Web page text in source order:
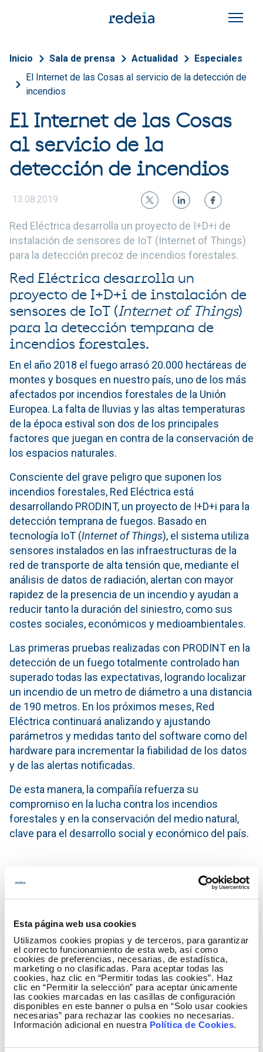
Esta página web usa cookies
Utilizamos cookies propias y de terceros, para garantizar
el correcto funcionamiento de esta web, así como
cookies de preferencias, necesarias, de estadística,
marketing o no clasificadas. Para aceptar todas las
cookies, haz clic en “Permitir todas las cookies”. Haz
clic en “Permitir la selección” para aceptar únicamente
las cookies marcadas en las casillas de configuración
disponibles en este banner o pulsa en “Solo usar cookies
necesarias” para rechazar las cookies no necesarias.
Información adicional en nuestra Política de Cookies.
Sobrescribir enlaces de
Inicio Sala de prensa Actualidad
Especiales
El Internet de las Cosas al servicio de la detección de
incendios
El Internet de las Cosas
al servicio de la
detección de incendios
13.08.2019
Red Eléctrica desarrolla un proyecto de I+D+i de
instalación de sensores de IoT (Internet of Things)
para la detección precoz de incendios forestales.
Red Eléctrica desarrolla un
proyecto de I+D+i de instalación de
sensores de IoT (Internet of Things)
para la detección temprana de
incendios forestales.
En el año 2018 el fuego arrasó 20.000 hectáreas de
montes y bosques en nuestro país, uno de los más
afectados por incendios forestales de la Unión
Europea. La falta de lluvias y las altas temperaturas
de la época estival son dos de los principales
factores que juegan en contra de la conservación de
los espacios naturales.
Consciente del grave peligro que suponen los
incendios forestales, Red Eléctrica está
desarrollando PRODINT, un proyecto de I+D+i para la
detección temprana de fuegos. Basado en
tecnología IoT (Internet of Things), el sistema utiliza
sensores instalados en las infraestructuras de la
red de transporte de alta tensión que, mediante el
análisis de datos de radiación, alertan con mayor
rapidez de la presencia de un incendio y ayudan a
reducir tanto la duración del siniestro, como sus
costes sociales, económicos y medioambientales.
Las primeras pruebas realizadas con PRODINT en la
detección de un fuego totalmente controlado han
superado todas las expectativas, logrando localizar
un incendio de un metro de diámetro a una distancia
de 190 metros. En los próximos meses, Red
Eléctrica continuará analizando y ajustando
parámetros y medidas tanto del software como del
hardware para incrementar la fiabilidad de los datos
y de las alertas notificadas.
De esta manera, la compañía refuerza su
compromiso en la lucha contra los incendios
forestales y en la conservación del medio natural,
clave para el desarrollo social y económico del país.
Red Eléctrica y la conservación del